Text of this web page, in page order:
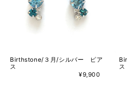
Birthstone/３月/シルバー ピア
ス
¥9,900
ス